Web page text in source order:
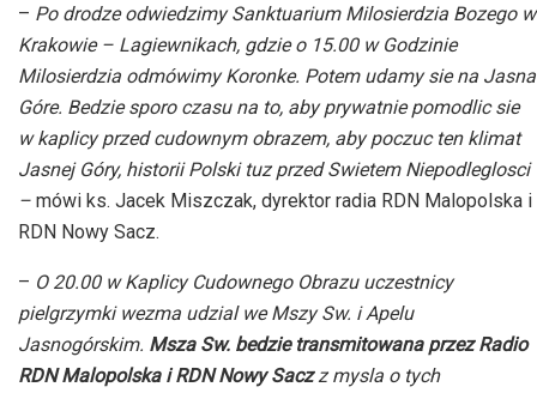
– Po drodze odwiedzimy Sanktuarium Milosierdzia Bozego w
Krakowie – Lagiewnikach, gdzie o 15.00 w Godzinie
Milosierdzia odmówimy Koronke. Potem udamy sie na Jasna
Góre. Bedzie sporo czasu na to, aby prywatnie pomodlic sie
w kaplicy przed cudownym obrazem, aby poczuc ten klimat
Jasnej Góry, historii Polski tuz przed Swietem Niepodleglosci
– mówi ks. Jacek Miszczak, dyrektor radia RDN Malopolska i
RDN Nowy Sacz.
– O 20.00 w Kaplicy Cudownego Obrazu uczestnicy
pielgrzymki wezma udzial we Mszy Sw. i Apelu
Jasnogórskim. Msza Sw. bedzie transmitowana przez Radio
RDN Malopolska i RDN Nowy Saczz mysla o tych